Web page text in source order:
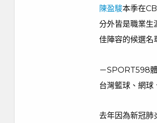
陳盈駿本季在
分外皆是職業生
佳陣容的候選名
－SPORT598
台灣籃球、網球
去年因為新冠肺